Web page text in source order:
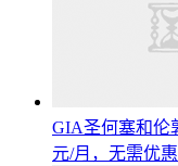
GIA圣何塞和伦
元/月，无需优